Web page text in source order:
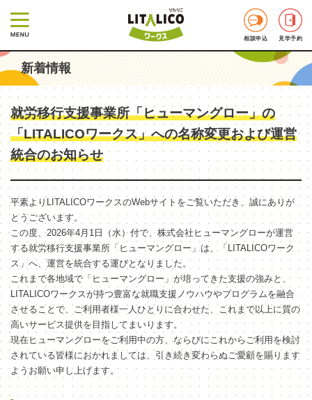
相談申込 見学予約
新着情報
就労移行支援事業所「ヒューマングロー」の
「LITALICOワークス」への名称変更および運営
統合のお知らせ
平素よりLITALICOワークスのWebサイトをご覧いただき、誠にありが
とうございます。
この度、2026年4月1日（水）付で、株式会社ヒューマングローが運営
する就労移行支援事業所「ヒューマングロー」は、「LITALICOワーク
ス」へ、運営を統合する運びとなりました。
これまで各地域で「ヒューマングロー」が培ってきた支援の強みと、
LITALICOワークスが持つ豊富な就職支援ノウハウやプログラムを融合
させることで、ご利用者様一人ひとりに合わせた、これまで以上に質の
高いサービス提供を目指してまいります。
現在ヒューマングローをご利用中の方、ならびにこれからご利用を検討
されている皆様におかれましては、引き続き変わらぬご愛顧を賜ります
ようお願い申し上げます。